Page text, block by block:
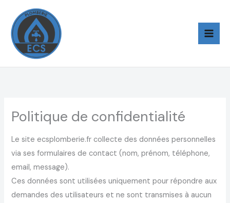
contenu
Politique de confidentialité
Le site ecsplomberie.fr collecte des données personnelles
via ses formulaires de contact (nom, prénom, téléphone,
email, message).
Ces données sont utilisées uniquement pour répondre aux
demandes des utilisateurs et ne sont transmises à aucun